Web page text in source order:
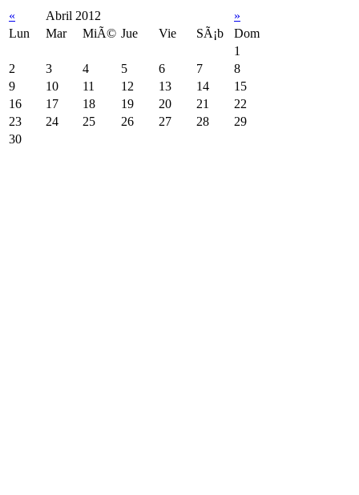
« Abril 2012
»
Lun
Mar MiÃ© Jue Vie SÃ¡b
Dom
1
2
3 4 5 6 7
8
9
10 11 12 13 14
15
16
17 18 19 20 21
22
23
24 25 26 27 28
29
30